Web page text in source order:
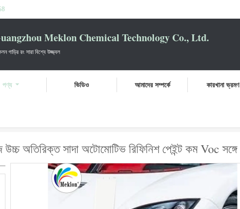
Meklon Chemical Technology Co., Ltd.
গাড়ির রং সারা বিশ্বে উজ্জ্বল
পণ্য ভিডিও আমাদের সম্পর্কে কারখানা ভ্রমণ
অতিরিক্ত সাদা অটোমোটিভ রিফিনিশ পেইন্ট কম Voc সঙ্গে